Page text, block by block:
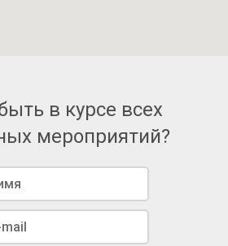
в курсе всех
мероприятий?